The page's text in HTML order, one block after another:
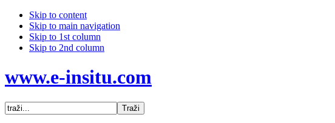
Skip to content
Skip to main navigation
Skip to 1st column
Skip to 2nd column
www.e-insitu.com